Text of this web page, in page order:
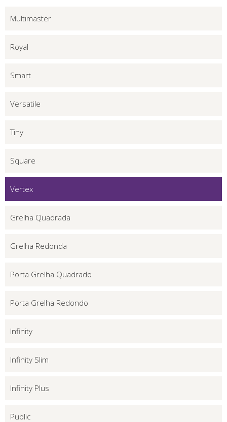
Multimaster
Royal
Smart
Versatile
Tiny
Square
Vertex
Grelha Quadrada
Grelha Redonda
Porta Grelha Quadrado
Porta Grelha Redondo
Infinity
Infinity Slim
Infinity Plus
Public